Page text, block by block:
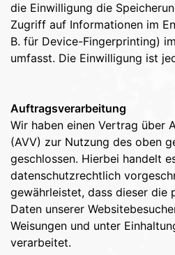
die Einwilligung die
Zugriff auf Informationen im
B. für Device-Fingerprinting)
umfasst. Die Einwilligung ist
Auftragsverarbeitung
Wir haben einen Vertrag über
(AVV) zur Nutzung des oben
geschlossen. Hierbei handelt
datenschutzrechtlich
gewährleistet, dass dieser die
Daten unserer
Weisungen und unter
verarbeitet.